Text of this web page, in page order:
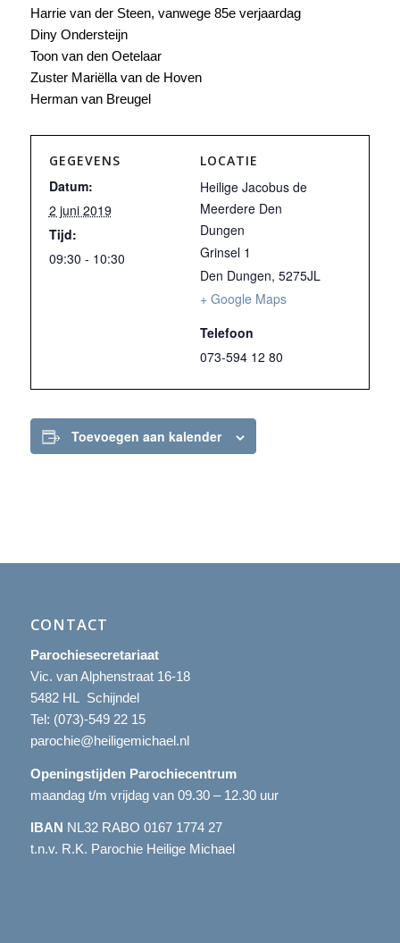
Harrie van der Steen, vanwege 85e verjaardag
Diny Ondersteijn
Toon van den Oetelaar
Zuster Mariëlla van de Hoven
Herman van Breugel
GEGEVENS
Datum:
2 juni 2019
Tijd:
09:30 - 10:30
LOCATIE
Heilige Jacobus de
Meerdere Den
Dungen
Grinsel 1
Den Dungen, 5275JL
+ Google Maps
Telefoon
073-594 12 80
Toevoegen aan kalender
CONTACT
Parochiesecretariaat
Vic. van Alphenstraat 16-18
5482 HL Schijndel
Tel: (073)-549 22 15
parochie@heiligemichael.nl
Openingstijden Parochiecentrum
maandag t/m vrijdag van 09.30 – 12.30 uur
IBAN NL32 RABO 0167 1774 27
t.n.v. R.K. Parochie Heilige Michael